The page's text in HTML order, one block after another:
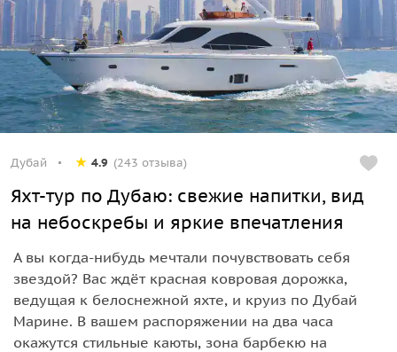
Дубай 4.9 (243 отзыва)
Яхт-тур по Дубаю: свежие напитки, вид
на небоскребы и яркие впечатления
А вы когда-нибудь мечтали почувствовать себя
звездой? Вас ждёт красная ковровая дорожка,
ведущая к белоснежной яхте, и круиз по Дубай
Марине. В вашем распоряжении на два часа
окажутся стильные каюты, зона барбекю на